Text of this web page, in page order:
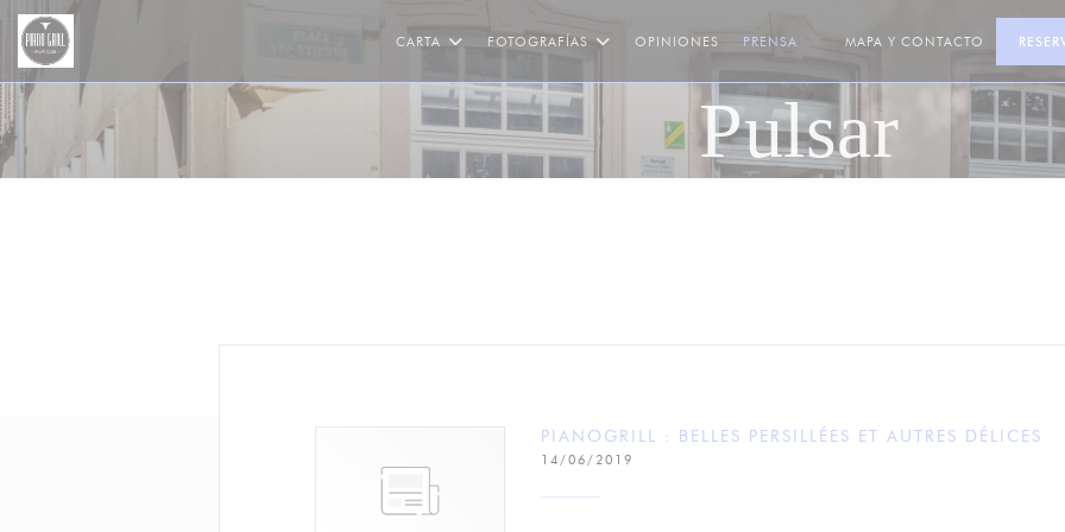
Personalización de sus opciones de cookies
CARTA FOTOGRAFÍAS OPINIONES PRENSA MAPA Y CONTACTO
Pulsar
PIANOGRILL : BELLES PERSILLÉES ET AUTRES DÉLICES
14/06/2019